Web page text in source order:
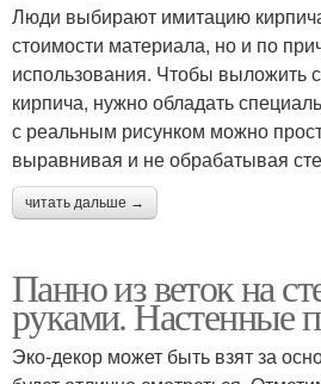
Люди выбирают имитацию
стоимости материала, но и по
использования. Чтобы выложить
кирпича, нужно обладать
с реальным рисунком можно
выравнивая и не обрабатывая
читать дальше →
Панно из веток на
руками. Настенные
Эко-декор может быть взят за